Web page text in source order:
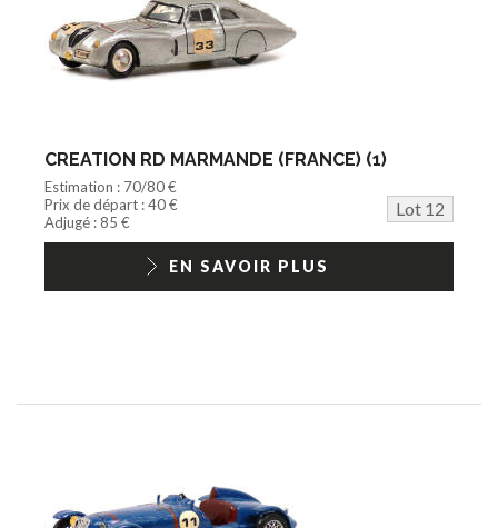
CREATION RD MARMANDE (FRANCE) (1)
Estimation : 70/80 €
Prix de départ : 40 €
Lot 12
Adjugé : 85 €
EN SAVOIR PLUS